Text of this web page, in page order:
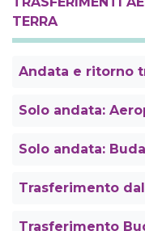
TERRA
Andata e ritorno
Solo andata:
Solo andata:
Trasferimento
Trasferimento